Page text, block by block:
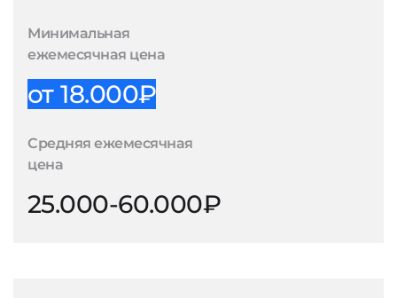
Минимальная
ежемесячная цена
от 18.000₽
Средняя ежемесячная
цена
25.000-60.000₽